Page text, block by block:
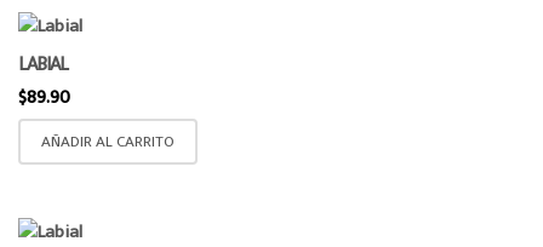
LABIAL
$89.90
AÑADIR AL CARRITO